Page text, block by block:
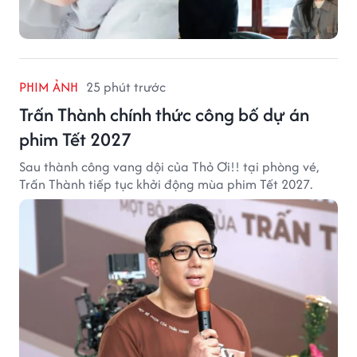
PHIM ẢNH 25 phút trước
Trấn Thành chính thức công bố dự án
phim Tết 2027
Sau thành công vang dội của Thỏ Ơi!! tại phòng vé,
Trấn Thành tiếp tục khởi động mùa phim Tết 2027.